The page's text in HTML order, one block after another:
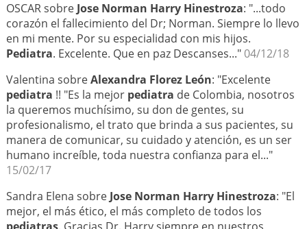
OSCAR sobreJose Norman Harry Hinestroza: "...todo
corazón el fallecimiento del Dr; Norman. Siempre lo llevo
en mi mente. Por su especialidad con mis hijos.
Pediatra. Excelente. Que en paz Descanses..." 04/12/18
Valentina sobreAlexandra Florez León: "Excelente
pediatra !! "Es la mejor pediatra de Colombia, nosotros
la queremos muchísimo, su don de gentes, su
profesionalismo, el trato que brinda a sus pacientes, su
manera de comunicar, su cuidado y atención, es un ser
humano increíble, toda nuestra confianza para el..."
15/02/17
Sandra Elena sobreJose Norman Harry Hinestroza: "El
mejor, el más ético, el más completo de todos los